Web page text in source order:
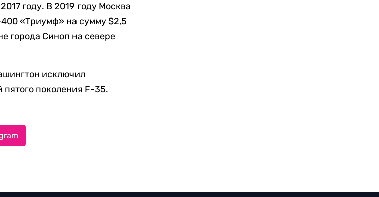
году. В 2019 году Москва
«Триумф» на сумму $2,5
города Синоп на севере
исключил
пятого поколения F-35.